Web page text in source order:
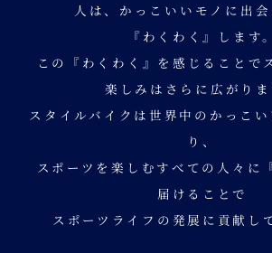
人は、かっこいいモノに出会
『わくわく』します。
この『わくわく』を感じることで
楽しみはさらに広がりま
スタイルバイクは世界中のかっこ
り、
スポーツを楽しむすべての人々に
届けることで
スポーツライフの発展に貢献し